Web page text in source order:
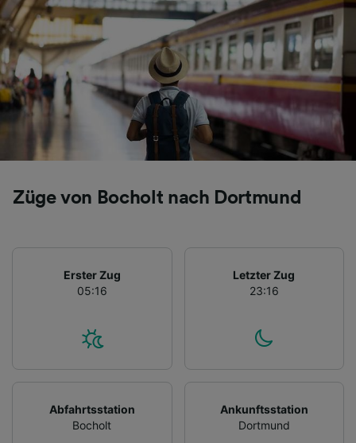
Züge von Bocholt nach Dortmund
Erster Zug
05:16
Letzter Zug
23:16
Abfahrtsstation
Bocholt
Ankunftsstation
Dortmund